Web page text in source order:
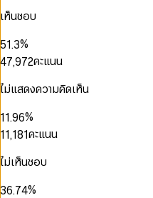
เห็นชอบ
3
5
6
7
8
9
1
2
3
4
5
6
7
8
.
1
3
4
5
6
7
8
9
%
0
1
3
4
6
8
9
3
4
6
7
9
,
6
7
8
9
4
5
6
7
9
2
4
6
8
คะแนน
ไม่แสดงความคิดเห็น
1
2
3
4
5
6
1
2
3
4
5
6
.
1
3
4
5
7
9
0
1
2
4
6
7
8
9
%
1
3
5
0
1
3
5
,
0
1
3
5
1
2
3
4
5
7
8
0
1
3
5
คะแนน
ไม่เห็นชอบ
1
3
0
1
2
4
6.
1
2
3
5
7
0
2
4%
0
2
0
1
3
0
2
0
2
40